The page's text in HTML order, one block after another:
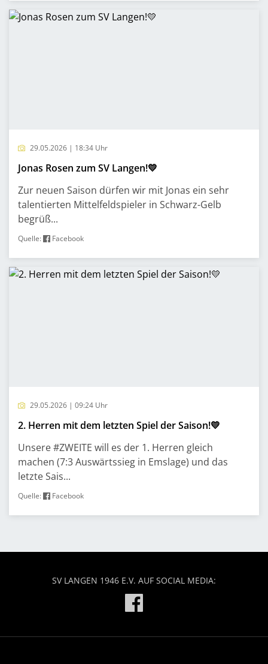
29.05.2026 | 18:34 Uhr
Jonas Rosen zum SV Langen!💛
Zur neuen Saison dürfen wir mit Jonas ein sehr
talentierten Mittelfeldspieler in Schwarz-Gelb
begrüß...
Quelle: Facebook
29.05.2026 | 09:24 Uhr
2. Herren mit dem letzten Spiel der Saison!💛
Unsere #ZWEITE will es der 1. Herren gleich
machen (7:3 Auswärtssieg in Emslage) und das
letzte Sais...
Quelle: Facebook
SV LANGEN 1946 E.V. AUF SOCIAL MEDIA: